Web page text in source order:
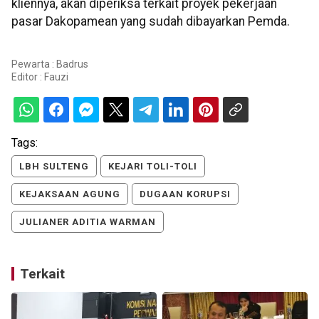
kliennya, akan diperiksa terkait proyek pekerjaan
pasar Dakopamean yang sudah dibayarkan Pemda.
Pewarta : Badrus
Editor : Fauzi
Tags:
LBH SULTENG KEJARI TOLI-TOLI
KEJAKSAAN AGUNG DUGAAN KORUPSI
JULIANER ADITIA WARMAN
Terkait